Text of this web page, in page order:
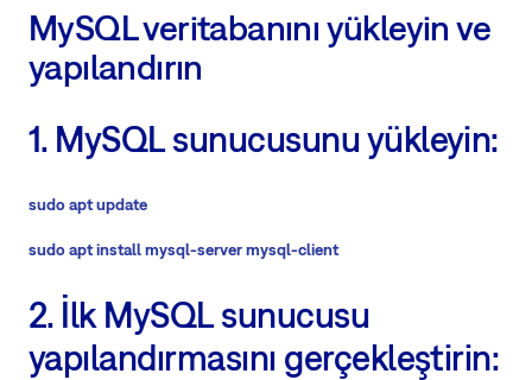
MySQL veritabanını yükleyin ve
yapılandırın
1. MySQL sunucusunu yükleyin:
sudo apt update
sudo apt install mysql-server mysql-client
2. İlk MySQL sunucusu
yapılandırmasını gerçekleştirin: